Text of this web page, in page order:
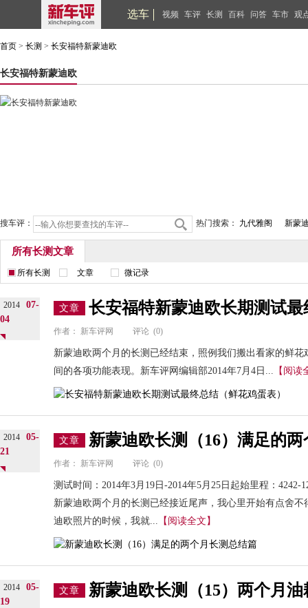
选车 视频 车评 长测 百科 问答 车市 观
首页 > 长测 > 长安福特新蒙迪欧
长安福特新蒙迪欧
搜车评： 热门搜索： 九代雅阁 新蒙
所有长测文章
所有长测 文章 微记录
2014
07-
04
文章 长安福特新蒙迪欧长期测试
作者： 新车评网 评论 (0)
新蒙迪欧两个月的长测已经结束，照例我们搬出看家的鲜
间的各项功能表现。新车评网编辑部2014年7月4日... 【阅读
2014
05-
21
文章 新蒙迪欧长测（16）满足的
作者： 新车评网 评论 (0)
测试时间：2014年3月19日-2014年5月25日起始里程：4242-
新蒙迪欧两个月的长测已经接近尾声，我心里开始有点舍
迪欧照片的时候，我就... 【阅读全文】
2014
05-
19
文章 新蒙迪欧长测（15）两个月